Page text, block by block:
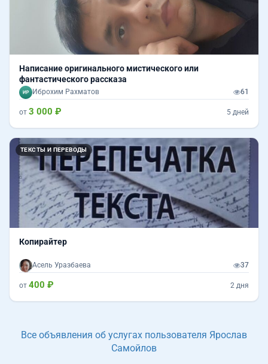
Написание оригинального мистического или
фантастического рассказа
Иброхим Рахматов 61
от 3 000 ₽ 5 дней
ТЕКСТЫ И ПЕРЕВОДЫ
Копирайтер
Асель Уразбаева 37
от 400 ₽ 2 дня
Все объявления об услугах пользователя Ярослав
Самойлов